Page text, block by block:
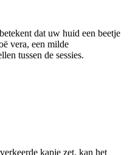
dat uw huid een beetje
vera, een milde
tussen de sessies.
kapje zet, kan het